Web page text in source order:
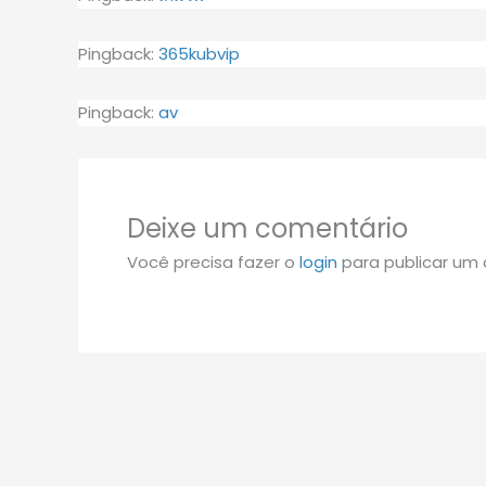
Pingback: 365kubvip
Pingback: av
Deixe um comentário
Você precisa fazer o login para publicar um